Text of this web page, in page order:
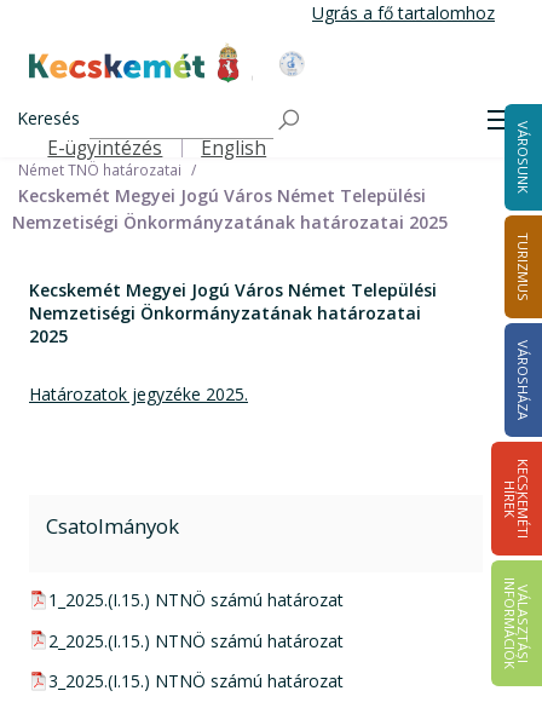
tartalomra
Ugrás a fő tartalomhoz
Kecskemét Város Honlapja
Keresés
Felső navigáció
E-ügyintézés English VÁROSUNK
TURIZMUS
VÁROSHÁZA
K
E
C
S
K
E
M
É
T
I
HÍ
R
E
K
V
Á
L
A
S
Z
T
Á
S
I
IN
F
O
R
M
Á
C
I
Ó
K
Önkormányzat
Nemzetiségi Önkormányzatok
Német Települési Nemzetiségi Önkormányzat
Német TNÖ határozatai
Kecskemét Megyei Jogú Város Német Települési
Nemzetiségi Önkormányzatának határozatai 2025
Kecskemét Megyei Jogú Város Német Települési
Nemzetiségi Önkormányzatának határozatai
2025
Határozatok jegyzéke 2025.
Csatolmányok
pdf csatolmány:
1_2025.(I.15.) NTNÖ számú határozat
pdf csatolmány:
2_2025.(I.15.) NTNÖ számú határozat
pdf csatolmány:
3_2025.(I.15.) NTNÖ számú határozat